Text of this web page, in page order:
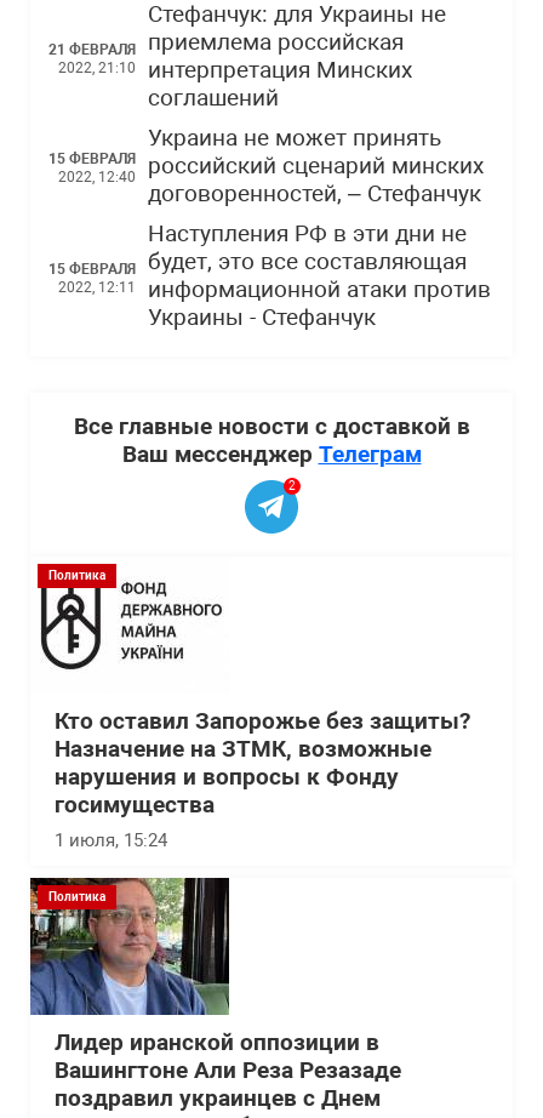
21 ФЕВРАЛЯ
2022, 21:10
Стефанчук: для Украины не
приемлема российская
интерпретация Минских
соглашений
15 ФЕВРАЛЯ
2022, 12:40
Украина не может принять
российский сценарий минских
договоренностей, – Стефанчук
15 ФЕВРАЛЯ
2022, 12:11
Наступления РФ в эти дни не
будет, это все составляющая
информационной атаки против
Украины - Стефанчук
Все главные новости с доставкой в
Ваш мессенджер Телеграм
2
Политика
Кто оставил Запорожье без защиты?
Назначение на ЗТМК, возможные
нарушения и вопросы к Фонду
госимущества
1 июля, 15:24
Политика
Лидер иранской оппозиции в
Вашингтоне Али Реза Резазаде
поздравил украинцев с Днем